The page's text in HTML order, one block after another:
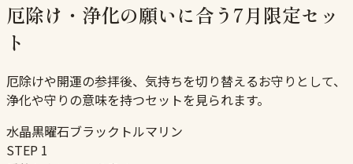
厄除け・浄化の願いに合う7月限定セッ
ト
厄除けや開運の参拝後、気持ちを切り替えるお守りとして、
浄化や守りの意味を持つセットを見られます。
水晶黒曜石ブラックトルマリン
STEP 1